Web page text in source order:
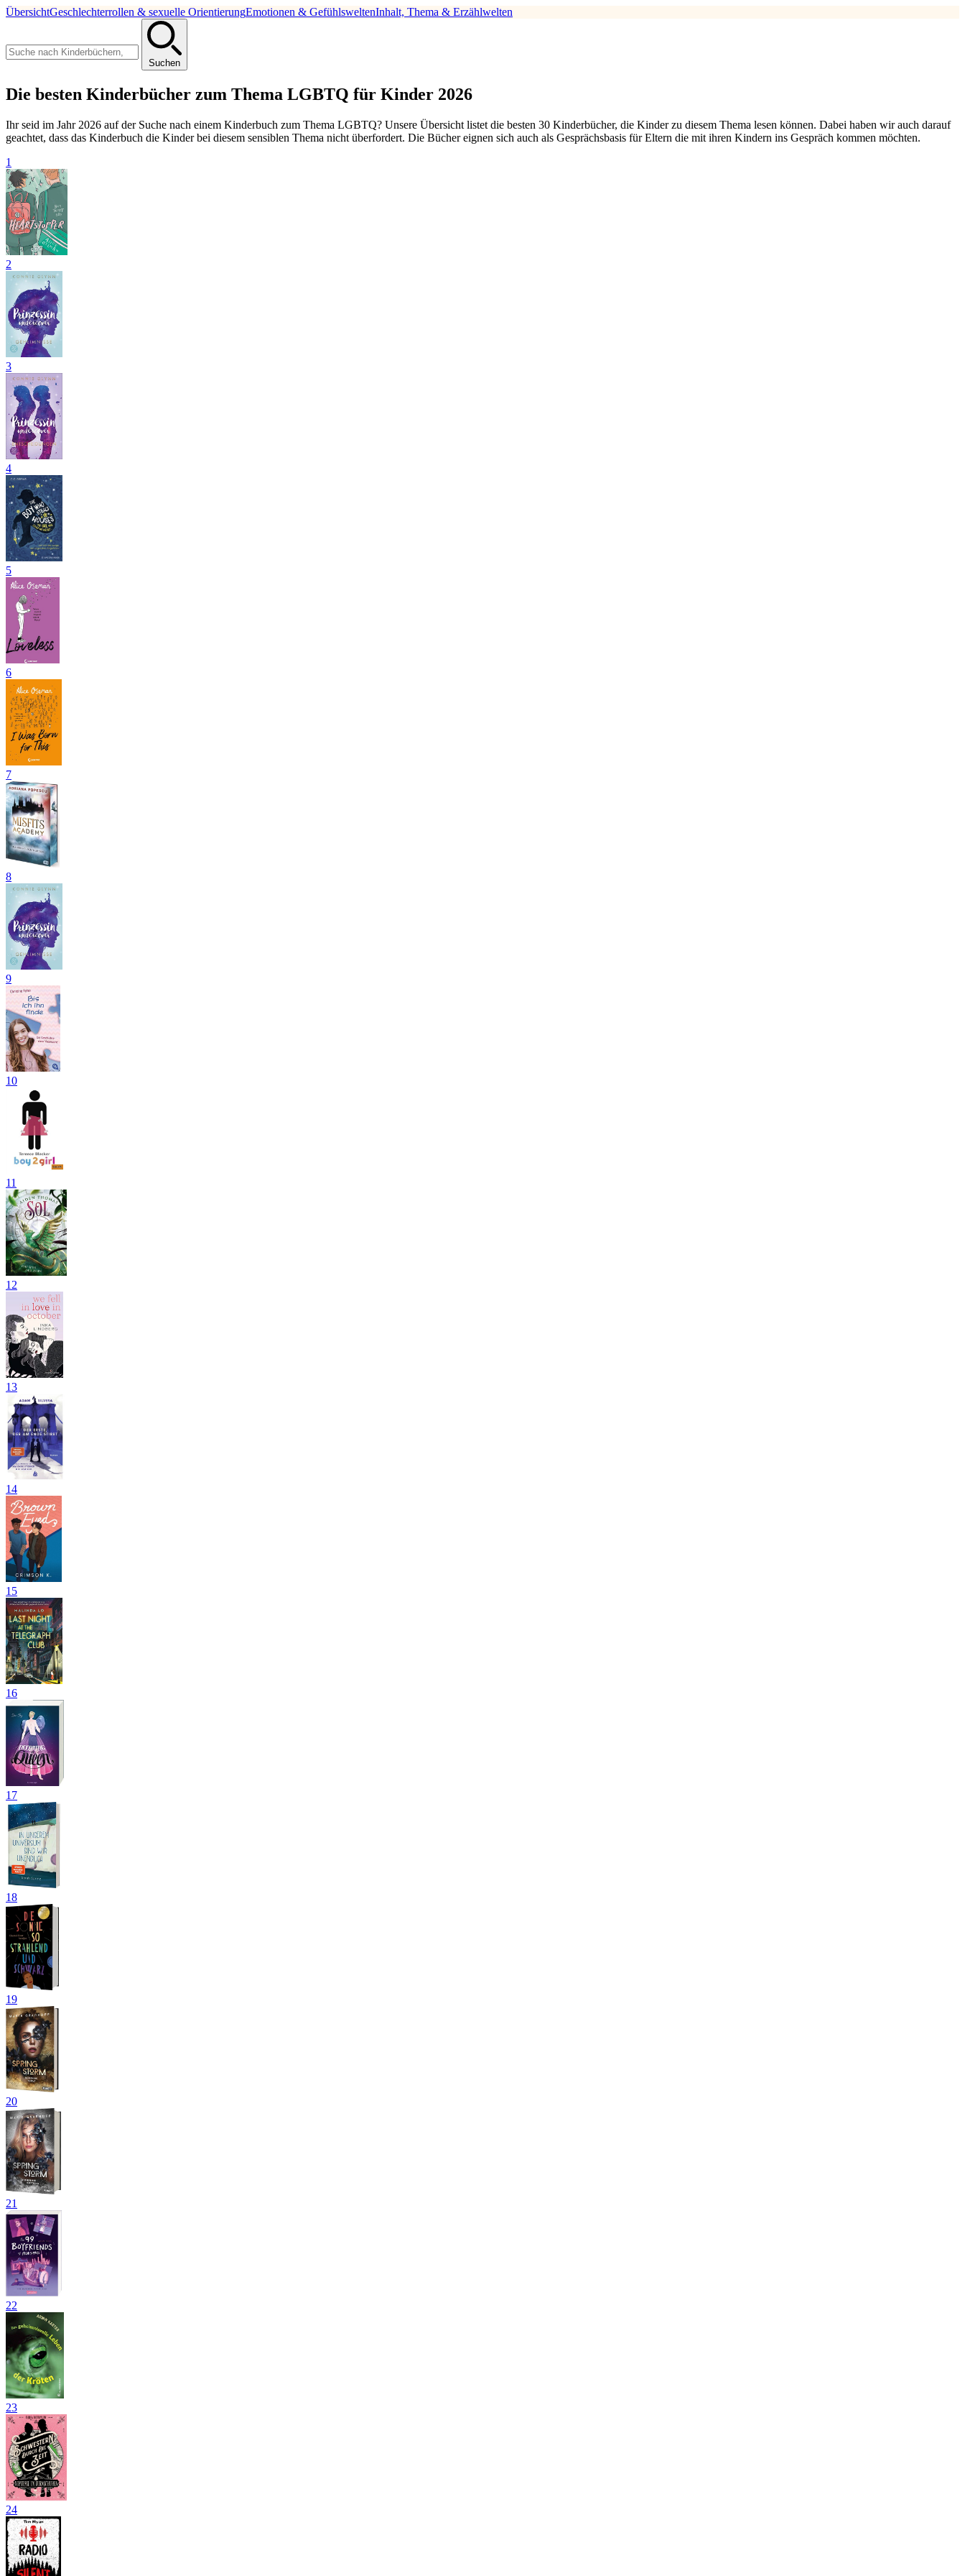
ÜbersichtGeschlechterrollen & sexuelle OrientierungEmotionen & GefühlsweltenInhalt, Thema & Erzählwelten
Suchen
Die besten Kinderbücher zum Thema LGBTQ für Kinder 2026
Ihr seid im Jahr 2026 auf der Suche nach einem Kinderbuch zum Thema LGBTQ? Unsere Übersicht listet die besten 30 Kinderbücher, die Kinder zu diesem Thema lesen können. Dabei haben wir auch darauf
geachtet, dass das Kinderbuch die Kinder bei diesem sensiblen Thema nicht überfordert. Die Bücher eignen sich auch als Gesprächsbasis für Eltern die mit ihren Kindern ins Gespräch kommen möchten.
1
2
3
4
5
6
7
8
9
10
11
12
13
14
15
16
17
18
19
20
21
22
23
24